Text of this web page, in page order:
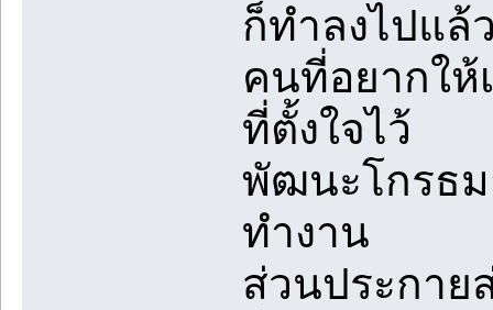
ก็ทำลงไปแล้
คนที่อยากให้
ที่ตั้งใจไว้
พัฒนะโกรธม
ทำงาน
ส่วนประกาย